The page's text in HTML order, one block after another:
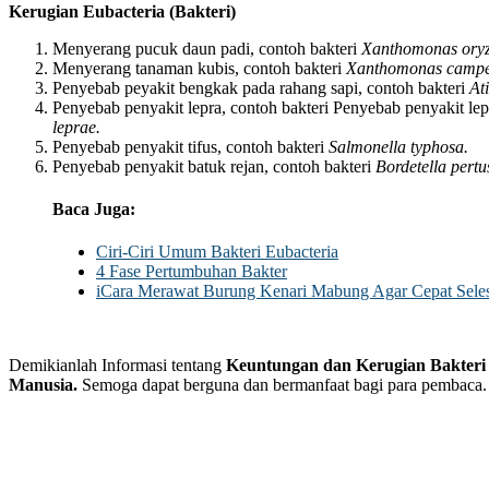
Kerugian Eubacteria (Bakteri)
Menyerang pucuk daun padi, contoh bakteri Xanthomonas
Menyerang tanaman kubis, contoh bakteri Xanthomonas
Penyebab peyakit bengkak pada rahang sapi, contoh bakteri
Penyebab penyakit lepra, contoh bakteri Penyebab penyakit
leprae.
Penyebab penyakit tifus, contoh bakteri Salmonella typhosa.
Penyebab penyakit batuk rejan, contoh bakteri Bordetella
Baca Juga:
Ciri-Ciri Umum Bakteri Eubacteria
4 Fase Pertumbuhan Bakter
iCara Merawat Burung Kenari Mabung Agar Cepat
Demikianlah Informasi tentang Keuntungan dan Kerugian
Manusia. Semoga dapat berguna dan bermanfaat bagi para